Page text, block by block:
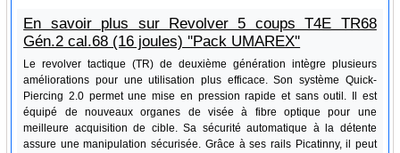
En savoir plus sur Revolver 5 coups T4E TR68
Gén.2 cal.68 (16 joules) ''Pack UMAREX''
Le revolver tactique (TR) de deuxième génération intègre plusieurs
améliorations pour une utilisation plus efficace. Son système Quick-
Piercing 2.0 permet une mise en pression rapide et sans outil. Il est
équipé de nouveaux organes de visée à fibre optique pour une
meilleure acquisition de cible. Sa sécurité automatique à la détente
assure une manipulation sécurisée. Grâce à ses rails Picatinny, il peut